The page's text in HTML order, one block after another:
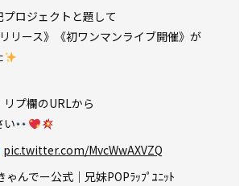
プロジェクトと題して
リース》《初ワンマンライブ開催》が
プ欄のURLから
い
pic.twitter.com/MvcWwAXVZQ
んでー公式｜兄妹POPﾗｯﾌﾟﾕﾆｯﾄ